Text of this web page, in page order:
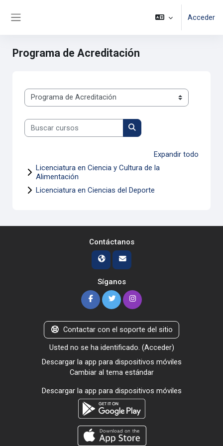
Acceder
Programa de Acreditación
Categorías
Buscar cursos
Buscar cursos
Expandir todo
Licenciatura en Ciencia y Cultura de la
Alimentación
Licenciatura en Ciencias del Deporte
Contáctanos
Síganos
Contactar con el soporte del sitio
Usted no se ha identificado. (Acceder)
Descargar la app para dispositivos móviles
Cambiar al tema estándar
Descargar la app para dispositivos móviles